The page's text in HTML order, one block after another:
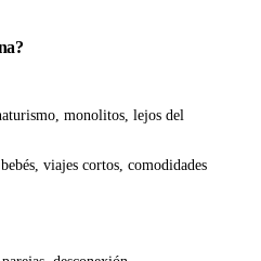
monolitos, lejos del
viajes cortos, comodidades